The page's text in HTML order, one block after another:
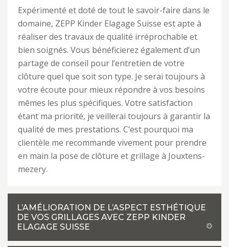
Expérimenté et doté de tout le savoir-faire dans le
domaine, ZEPP Kinder Elagage Suisse est apte à
réaliser des travaux de qualité irréprochable et
bien soignés. Vous bénéficierez également d’un
partage de conseil pour l’entretien de votre
clôture quel que soit son type. Je serai toujours à
votre écoute pour mieux répondre à vos besoins
mêmes les plus spécifiques. Votre satisfaction
étant ma priorité, je veillerai toujours à garantir la
qualité de mes prestations. C’est pourquoi ma
clientèle me recommande vivement pour prendre
en main la pose de clôture et grillage à Jouxtens-
mezery.
L’AMÉLIORATION DE L’ASPECT ESTHÉTIQUE
DE VOS GRILLAGES AVEC ZEPP KINDER
ELAGAGE SUISSE